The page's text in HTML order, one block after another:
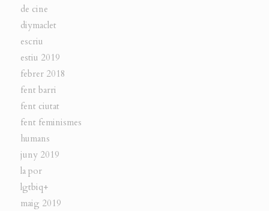
de cine
diymaclet
escriu
estiu 2019
febrer 2018
fent barri
fent ciutat
fent feminismes
humans
juny 2019
la por
lgtbiq+
maig 2019